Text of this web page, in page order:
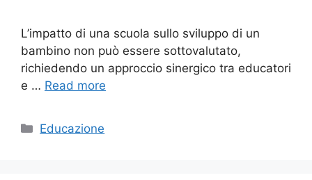
L’impatto di una scuola sullo sviluppo di un
bambino non può essere sottovalutato,
richiedendo un approccio sinergico tra educatori
e … Read more
Categories
Educazione